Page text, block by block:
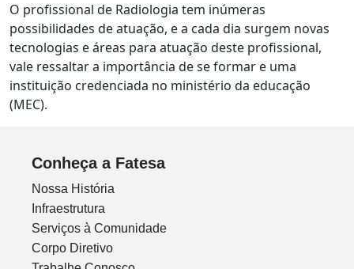
O profissional de Radiologia tem inúmeras
possibilidades de atuação, e a cada dia surgem novas
tecnologias e áreas para atuação deste profissional,
vale ressaltar a importância de se formar e uma
instituição credenciada no ministério da educação
(MEC).
Conheça a Fatesa
Nossa História
Infraestrutura
Serviços à Comunidade
Corpo Diretivo